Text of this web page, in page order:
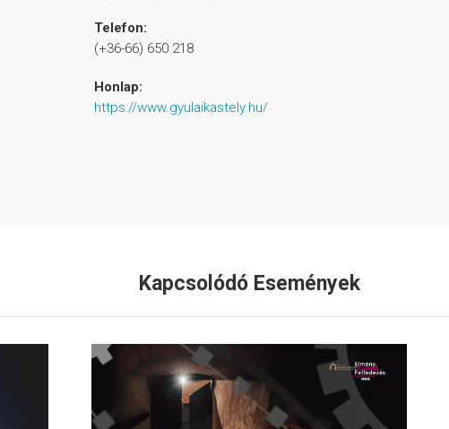
Telefon:
(+36-66) 650 218
Honlap:
https://www.gyulaikastely.hu/
Kapcsolódó Események